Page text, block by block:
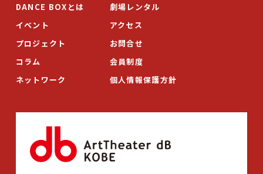
DANCE BOXとは
イベント
プロジェクト
コラム
ネットワーク
劇場レンタル
アクセス
お問合せ
会員制度
個人情報保護方針